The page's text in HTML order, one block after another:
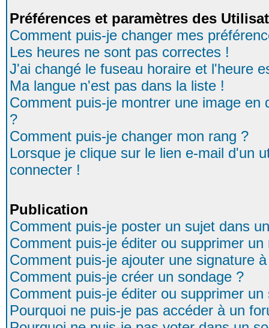
Préférences et paramètres des
Comment puis-je changer mes
Les heures ne sont pas correctes !
J'ai changé le fuseau horaire et l'heure
Ma langue n'est pas dans la liste !
Comment puis-je montrer une image
?
Comment puis-je changer mon rang ?
Lorsque je clique sur le lien e-mail d'un
connecter !
Publication
Comment puis-je poster un sujet dans
Comment puis-je éditer ou supprimer un
Comment puis-je ajouter une signature
Comment puis-je créer un sondage ?
Comment puis-je éditer ou supprimer un
Pourquoi ne puis-je pas accéder à un